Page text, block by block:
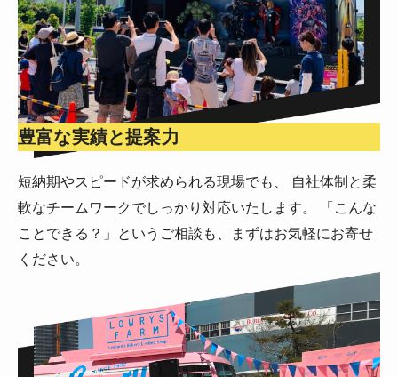
豊富な実績と提案力
短納期やスピードが求められる現場でも、 自社体制と柔
軟なチームワークでしっかり対応いたします。 「こんな
ことできる？」というご相談も、まずはお気軽にお寄せ
ください。